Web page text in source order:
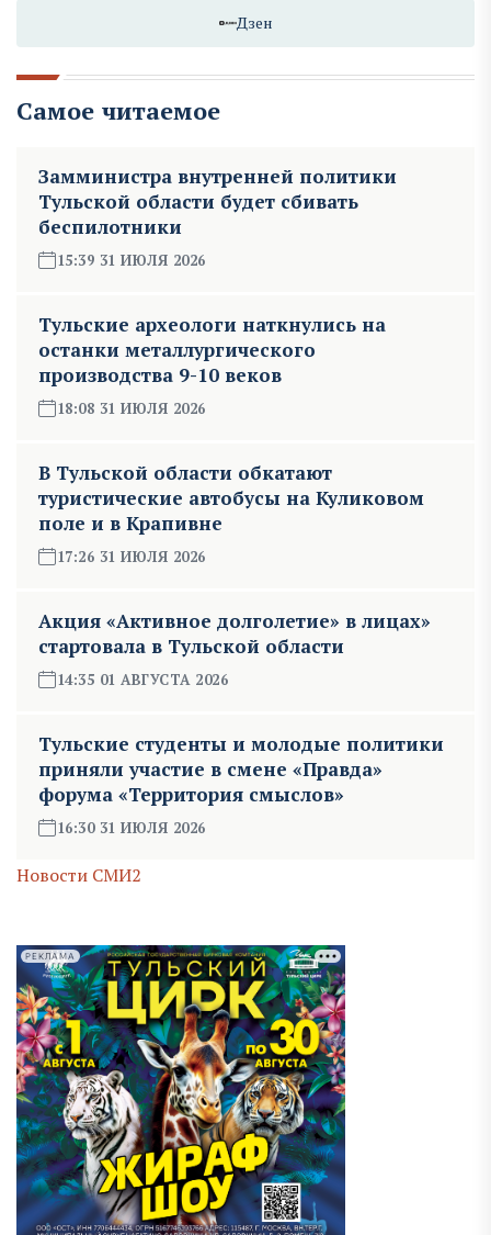
Дзен
Самое читаемое
Замминистра внутренней политики
Тульской области будет сбивать
беспилотники
15:39 31 ИЮЛЯ 2026
Тульские археологи наткнулись на
останки металлургического
производства 9-10 веков
18:08 31 ИЮЛЯ 2026
В Тульской области обкатают
туристические автобусы на Куликовом
поле и в Крапивне
17:26 31 ИЮЛЯ 2026
Акция «Активное долголетие» в лицах»
стартовала в Тульской области
14:35 01 АВГУСТА 2026
Тульские студенты и молодые политики
приняли участие в смене «Правда»
форума «Территория смыслов»
16:30 31 ИЮЛЯ 2026
Новости СМИ2
РЕКЛАМА